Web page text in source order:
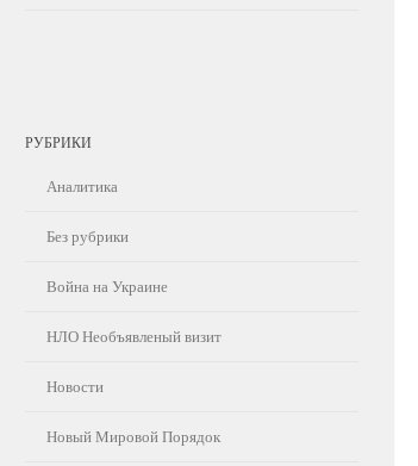
РУБРИКИ
Аналитика
Без рубрики
Война на Украине
НЛО Необъявленый визит
Новости
Новый Мировой Порядок